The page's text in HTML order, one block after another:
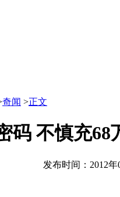
奇闻 >正文
码 不慎充68
发布时间：2012年